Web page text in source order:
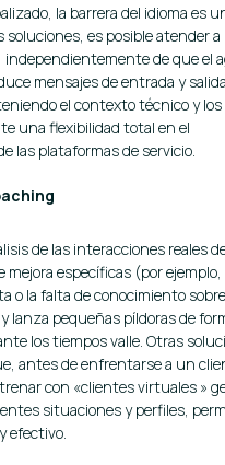
la barrera del idioma es
soluciones, es posible atender
independientemente de que el
mensajes de entrada y
el contexto técnico y los
una flexibilidad total en el
las plataformas de servicio.
de las interacciones reales
mejora específicas (por
o la falta de conocimiento
lanza pequeñas píldoras de
los tiempos valle. Otras
antes de enfrentarse a un
con «clientes virtuales »
situaciones y perfiles,
efectivo.